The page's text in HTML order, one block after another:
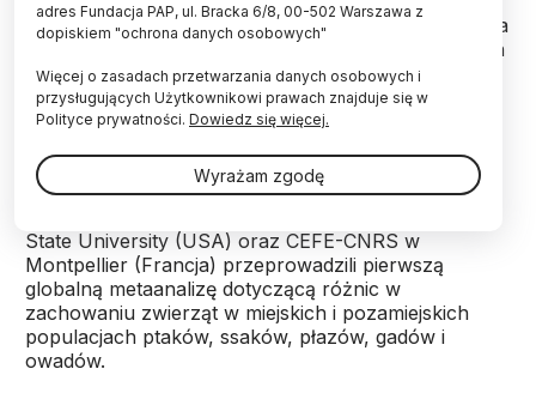
Już w bajce Ezopa sprzed 2600 wiejska mysz wolała
bezpieczne, choć skromne życie na wsi od miejskich
luksusów w pełnym niebezpieczeństw mieście. A
mysz miejska - przeciwnie. Temat ten podejmowali
później liczni inni autorzy, w tym Biernat z Lublina i
State University (USA) oraz CEFE-CNRS w
Montpellier (Francja) przeprowadzili pierwszą
globalną metaanalizę dotyczącą różnic w
zachowaniu zwierząt w miejskich i pozamiejskich
populacjach ptaków, ssaków, płazów, gadów i
owadów.
adres Fundacja PAP, ul. Bracka 6/8, 00-502 Warszawa z
dopiskiem "ochrona danych osobowych"
Więcej o zasadach przetwarzania danych osobowych i
przysługujących Użytkownikowi prawach znajduje się w
Polityce prywatności. Dowiedz się więcej.
Wyrażam zgodę